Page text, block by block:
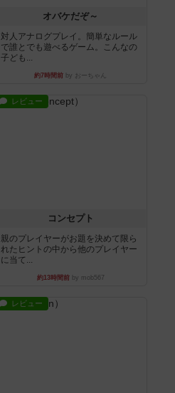
オバケだぞ～
対人アナログプレイ。簡単なルール
で誰とでも遊べるゲーム。こんなの
子ども...
約7時間前 by おーちゃん
レビュー
コンセプト
親のプレイヤーがお題を決めて限ら
れたヒントの中から他のプレイヤー
に当て...
約13時間前by mob567
レビュー